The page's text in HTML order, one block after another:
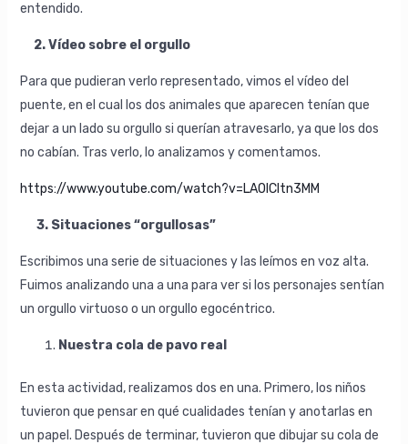
entendido.
2. Vídeo sobre el orgullo
Para que pudieran verlo representado, vimos el vídeo del
puente, en el cual los dos animales que aparecen tenían que
dejar a un lado su orgullo si querían atravesarlo, ya que los dos
no cabían. Tras verlo, lo analizamos y comentamos.
https://www.youtube.com/watch?v=LAOICItn3MM
3. Situaciones “orgullosas”
Escribimos una serie de situaciones y las leímos en voz alta.
Fuimos analizando una a una para ver si los personajes sentían
un orgullo virtuoso o un orgullo egocéntrico.
Nuestra cola de pavo real
En esta actividad, realizamos dos en una. Primero, los niños
tuvieron que pensar en qué cualidades tenían y anotarlas en
un papel. Después de terminar, tuvieron que dibujar su cola de